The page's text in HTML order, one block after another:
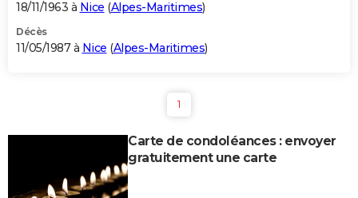
18/11/1963 à Nice (Alpes-Maritimes)
Décès
11/05/1987 à Nice (Alpes-Maritimes)
1
Carte de condoléances : envoyer
gratuitement une carte